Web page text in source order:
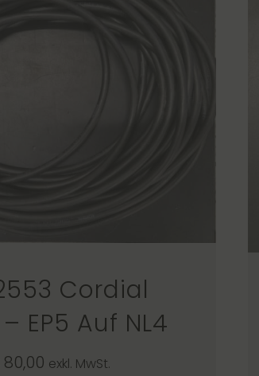
Cordial
EP5 Auf NL4
80,00 exkl. MwSt.